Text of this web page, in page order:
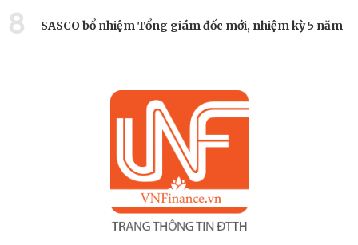
8 SASCO bổ nhiệm Tổng giám đốc mới, nhiệm kỳ 5 năm